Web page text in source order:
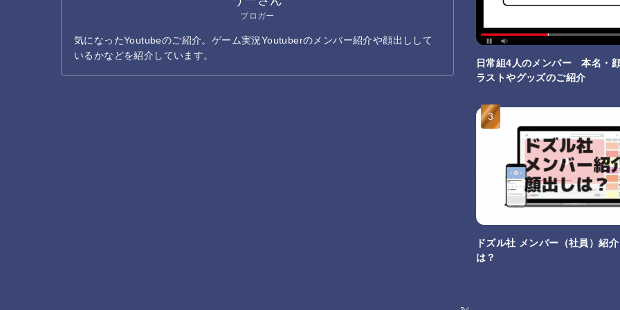
ブロガー
気になったYoutubeのご紹介。ゲーム実況Youtuberのメンバー紹介や顔出しして
いるかなどを紹介しています。
日常組4人のメンバー 本名・
ラストやグッズのご紹介
ドズル社 メンバー（社員）紹
は？